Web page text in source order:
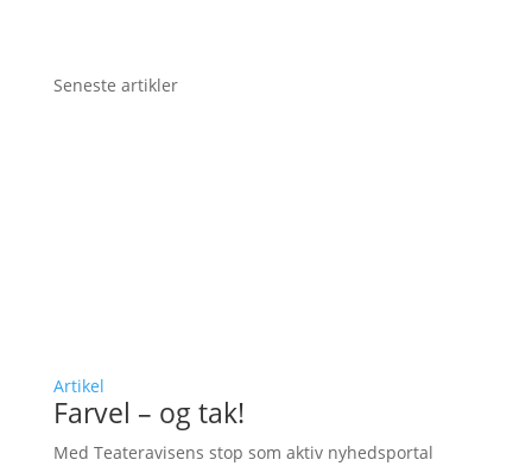
Seneste artikler
Artikel
Farvel – og tak!
Med Teateravisens stop som aktiv nyhedsportal